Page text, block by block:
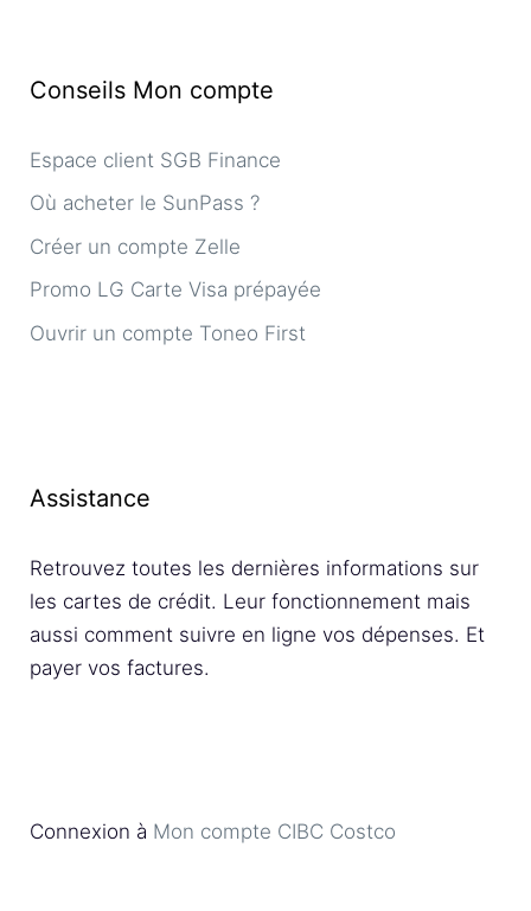
Conseils Mon compte
Espace client SGB Finance
Où acheter le SunPass ?
Créer un compte Zelle
Promo LG Carte Visa prépayée
Ouvrir un compte Toneo First
Assistance
Retrouvez toutes les dernières informations sur
les cartes de crédit. Leur fonctionnement mais
aussi comment suivre en ligne vos dépenses. Et
payer vos factures.
Connexion à Mon compte CIBC Costco